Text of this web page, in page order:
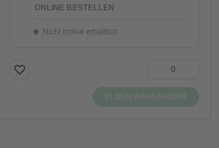
ONLINE BESTELLEN
Nicht online erhältlich